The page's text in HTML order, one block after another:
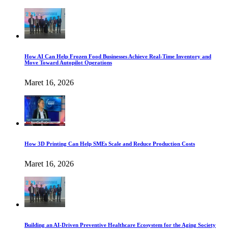
How AI Can Help Frozen Food Businesses Achieve Real-Time Inventory and
Move Toward Autopilot Operations
Maret 16, 2026
How 3D Printing Can Help SMEs Scale and Reduce Production Costs
Maret 16, 2026
Building an AI-Driven Preventive Healthcare Ecosystem for the Aging Society